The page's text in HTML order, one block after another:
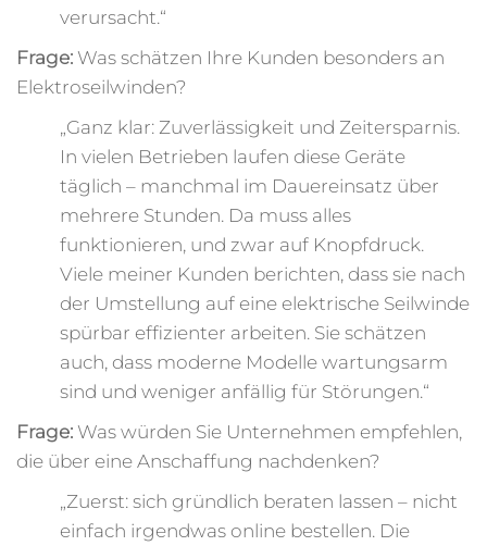
verursacht.“
Frage: Was schätzen Ihre Kunden besonders an
Elektroseilwinden?
„Ganz klar: Zuverlässigkeit und Zeitersparnis.
In vielen Betrieben laufen diese Geräte
täglich – manchmal im Dauereinsatz über
mehrere Stunden. Da muss alles
funktionieren, und zwar auf Knopfdruck.
Viele meiner Kunden berichten, dass sie nach
der Umstellung auf eine elektrische Seilwinde
spürbar effizienter arbeiten. Sie schätzen
auch, dass moderne Modelle wartungsarm
sind und weniger anfällig für Störungen.“
Frage: Was würden Sie Unternehmen empfehlen,
die über eine Anschaffung nachdenken?
„Zuerst: sich gründlich beraten lassen – nicht
einfach irgendwas online bestellen. Die